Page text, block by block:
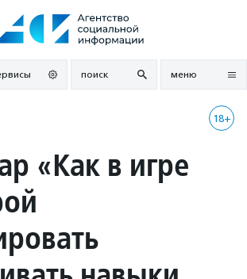
поиск меню
18+
«Как в игре